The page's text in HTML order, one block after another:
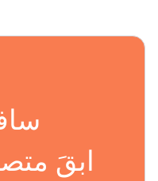
ابقَ